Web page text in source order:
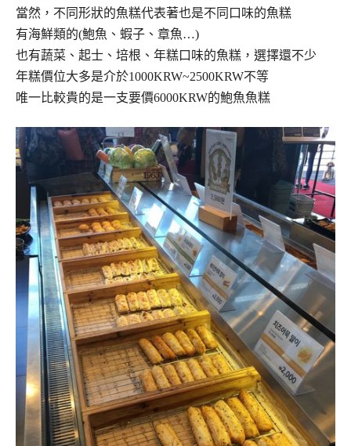
當然，不同形狀的魚糕代表著也是不同口味的魚糕
有海鮮類的(鮑魚、蝦子、章魚…)
也有蔬菜、起士、培根、年糕口味的魚糕，選擇還不少
年糕價位大多是介於1000KRW~2500KRW不等
唯一比較貴的是一支要價6000KRW的鮑魚魚糕